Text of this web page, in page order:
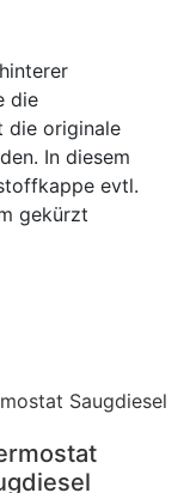
die
die originale
In diesem
evtl.
gekürzt